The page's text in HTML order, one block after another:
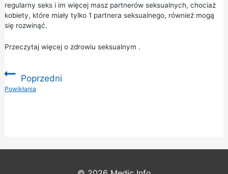
regularny seks i im więcej masz partnerów seksualnych, chociaż
kobiety, które miały tylko 1 partnera seksualnego, również mogą
się rozwinąć.
Przeczytaj więcej o zdrowiu seksualnym .
Poprzedni
:Powikłania